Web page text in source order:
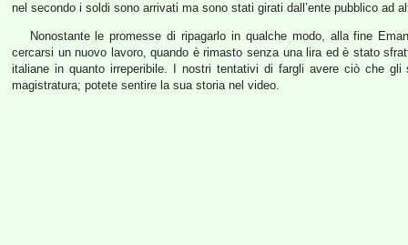
nel secondo i soldi sono arrivati ma sono stati girati dall’ente pubblico ad
Nonostante le promesse di ripagarlo in qualche modo, alla fine
cercarsi un nuovo lavoro, quando è rimasto senza una lira ed è stato
italiane in quanto irreperibile. I nostri tentativi di fargli avere ciò che
magistratura; potete sentire la sua storia nel video.